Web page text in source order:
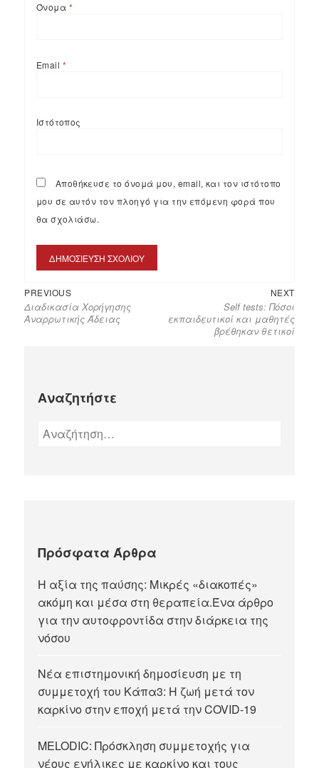
Όνομα *
Email *
Ιστότοπος
Αποθήκευσε το όνομά μου, email, και τον ιστότοπο
μου σε αυτόν τον πλοηγό για την επόμενη φορά που
θα σχολιάσω.
PREVIOUS
Διαδικασία Χορήγησης
Αναρρωτικής Άδειας
NEXT
Self tests: Πόσοι
εκπαιδευτικοί και μαθητές
βρέθηκαν θετικοί
Αναζητήστε
Πρόσφατα Άρθρα
Η αξία της παύσης: Μικρές «διακοπές»
ακόμη και μέσα στη θεραπεία.Ένα άρθρο
για την αυτοφροντίδα στην διάρκεια της
νόσου
Νέα επιστημονική δημοσίευση με τη
συμμετοχή του Κάπα3: Η ζωή μετά τον
καρκίνο στην εποχή μετά την COVID-19
MELODIC: Πρόσκληση συμμετοχής για
νέους ενήλικες με καρκίνο και τους